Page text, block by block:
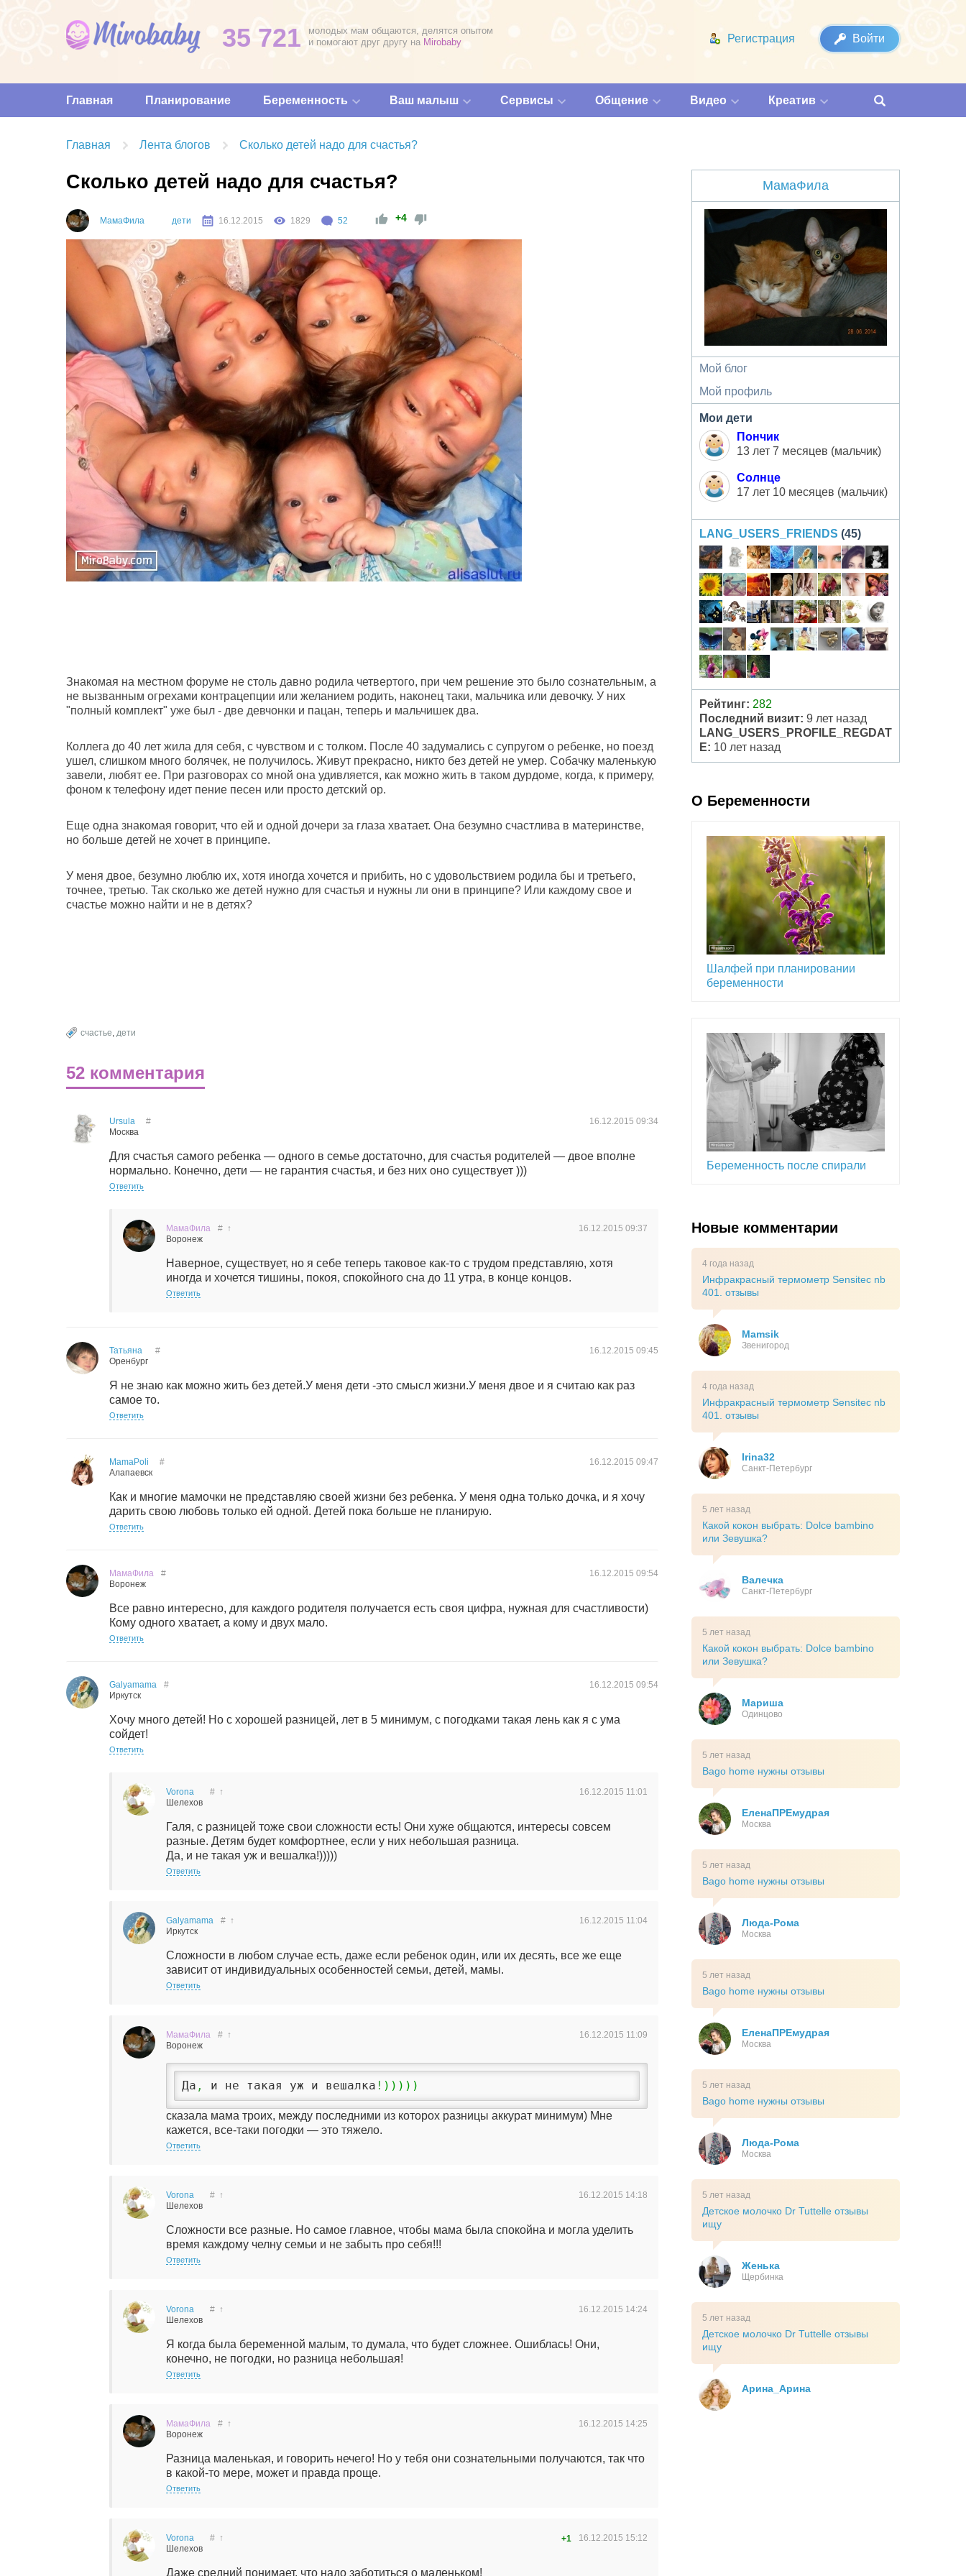
35 721
молодых мам общаются, делятся опытом
и помогают друг другу на Mirobaby Регистрация Войти
Главная Планирование Беременность Ваш малыш Сервисы Общение Видео Креатив
Главная Лента блогов Сколько детей надо для счастья?
Сколько детей надо для счастья?
МамаФила дети 16.12.2015 1829 52 +4
Знакомая на местном форуме не столь давно родила четвертого, при чем решение это было сознательным, а
не вызванным огрехами контрацепции или желанием родить, наконец таки, мальчика или девочку. У них
"полный комплект" уже был - две девчонки и пацан, теперь и мальчишек два.
Коллега до 40 лет жила для себя, с чувством и с толком. После 40 задумались с супругом о ребенке, но поезд
ушел, слишком много болячек, не получилось. Живут прекрасно, никто без детей не умер. Собачку маленькую
завели, любят ее. При разговорах со мной она удивляется, как можно жить в таком дурдоме, когда, к примеру,
фоном к телефону идет пение песен или просто детский ор.
Еще одна знакомая говорит, что ей и одной дочери за глаза хватает. Она безумно счастлива в материнстве,
но больше детей не хочет в принципе.
У меня двое, безумно люблю их, хотя иногда хочется и прибить, но с удовольствием родила бы и третьего,
точнее, третью. Так сколько же детей нужно для счастья и нужны ли они в принципе? Или каждому свое и
счастье можно найти и не в детях?
счастье, дети
52 комментария
Ursula
Москва
16.12.2015 09:34
#
Для счастья самого ребенка — одного в семье достаточно, для счастья родителей — двое вполне
нормально. Конечно, дети — не гарантия счастья, и без них оно существует )))
Ответить
МамаФила
Воронеж
16.12.2015 09:37
# ↑
Наверное, существует, но я себе теперь таковое как-то с трудом представляю, хотя
иногда и хочется тишины, покоя, спокойного сна до 11 утра, в конце концов.
Ответить
Татьяна
Оренбург
16.12.2015 09:45
#
Я не знаю как можно жить без детей.У меня дети -это смысл жизни.У меня двое и я считаю как раз
самое то.
Ответить
MamaPoli
Алапаевск
16.12.2015 09:47
#
Как и многие мамочки не представляю своей жизни без ребенка. У меня одна только дочка, и я хочу
дарить свою любовь только ей одной. Детей пока больше не планирую.
Ответить
МамаФила
Воронеж
16.12.2015 09:54
#
Все равно интересно, для каждого родителя получается есть своя цифра, нужная для счастливости)
Кому одного хватает, а кому и двух мало.
Ответить
Galyamama
Иркутск
16.12.2015 09:54
#
Хочу много детей! Но с хорошей разницей, лет в 5 минимум, с погодками такая лень как я с ума
сойдет!
Ответить
Vorona
Шелехов
16.12.2015 11:01
# ↑
Галя, с разницей тоже свои сложности есть! Они хуже общаются, интересы совсем
разные. Детям будет комфортнее, если у них небольшая разница.
Да, и не такая уж и вешалка!)))))
Ответить
Galyamama
Иркутск
16.12.2015 11:04
# ↑
Сложности в любом случае есть, даже если ребенок один, или их десять, все же еще
зависит от индивидуальных особенностей семьи, детей, мамы.
Ответить
МамаФила
Воронеж
16.12.2015 11:09
# ↑
Да , и не такая уж и вешалка ! ) ) ) ) )
сказала мама троих, между последними из которох разницы аккурат минимум) Мне
кажется, все-таки погодки — это тяжело.
Ответить
Vorona
Шелехов
16.12.2015 14:18
# ↑
Сложности все разные. Но самое главное, чтобы мама была спокойна и могла уделить
время каждому челну семьи и не забыть про себя!!!
Ответить
Vorona
Шелехов
16.12.2015 14:24
# ↑
Я когда была беременной малым, то думала, что будет сложнее. Ошиблась! Они,
конечно, не погодки, но разница небольшая!
Ответить
МамаФила
Воронеж
16.12.2015 14:25
# ↑
Разница маленькая, и говорить нечего! Но у тебя они сознательными получаются, так что
в какой-то мере, может и правда проще.
Ответить
Vorona
Шелехов
16.12.2015 15:12
# ↑ +1
Даже средний понимает, что надо заботиться о маленьком!
МамаФила
Мой блог
Мой профиль
Мои дети
Пончик
13 лет 7 месяцев (мальчик)
Солнце
17 лет 10 месяцев (мальчик)
LANG_USERS_FRIENDS (45)
Рейтинг: 282
Последний визит: 9 лет назад
LANG_USERS_PROFILE_REGDAT
E: 10 лет назад
О Беременности
Шалфей при планировании
беременности
Беременность после спирали
Новые комментарии
4 года назад
Инфракрасный термометр Sensitec nb
401. отзывы
Mamsik
Звенигород
4 года назад
Инфракрасный термометр Sensitec nb
401. отзывы
Irina32
Санкт-Петербург
5 лет назад
Какой кокон выбрать: Dolce bambino
или Зевушка?
Валечка
Санкт-Петербург
5 лет назад
Какой кокон выбрать: Dolce bambino
или Зевушка?
Мариша
Одинцово
5 лет назад
Bago home нужны отзывы
ЕленаПРЕмудрая
Москва
5 лет назад
Bago home нужны отзывы
Люда-Рома
Москва
5 лет назад
Bago home нужны отзывы
ЕленаПРЕмудрая
Москва
5 лет назад
Bago home нужны отзывы
Люда-Рома
Москва
5 лет назад
Детское молочко Dr Tuttelle отзывы
ищу
Женька
Щербинка
5 лет назад
Детское молочко Dr Tuttelle отзывы
ищу
Арина_Арина